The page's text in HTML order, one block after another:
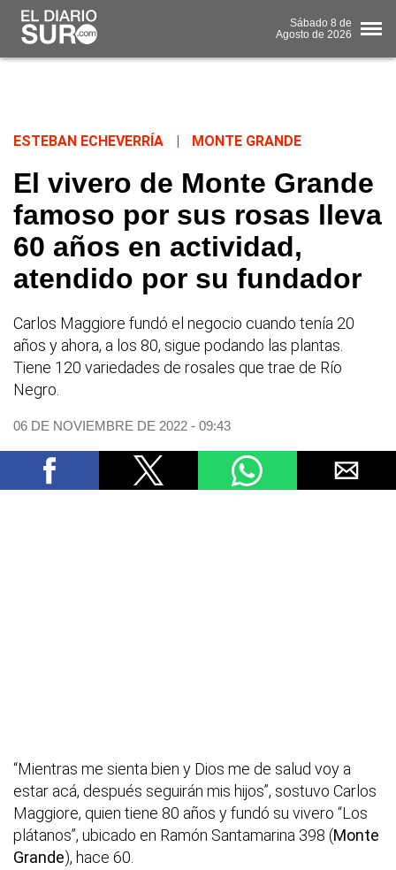
Sábado 8 de
Agosto de 2026
ESTEBAN ECHEVERRÍA MONTE GRANDE
El vivero de Monte Grande
famoso por sus rosas lleva
60 años en actividad,
atendido por su fundador
Carlos Maggiore fundó el negocio cuando tenía 20
años y ahora, a los 80, sigue podando las plantas.
Tiene 120 variedades de rosales que trae de Río
Negro.
06 DE NOVIEMBRE DE 2022 - 09:43
“Mientras me sienta bien y Dios me de salud voy a
estar acá, después seguirán mis hijos”, sostuvo Carlos
Maggiore, quien tiene 80 años y fundó su vivero “Los
plátanos”, ubicado en Ramón Santamarina 398 (Monte
Grande), hace 60.